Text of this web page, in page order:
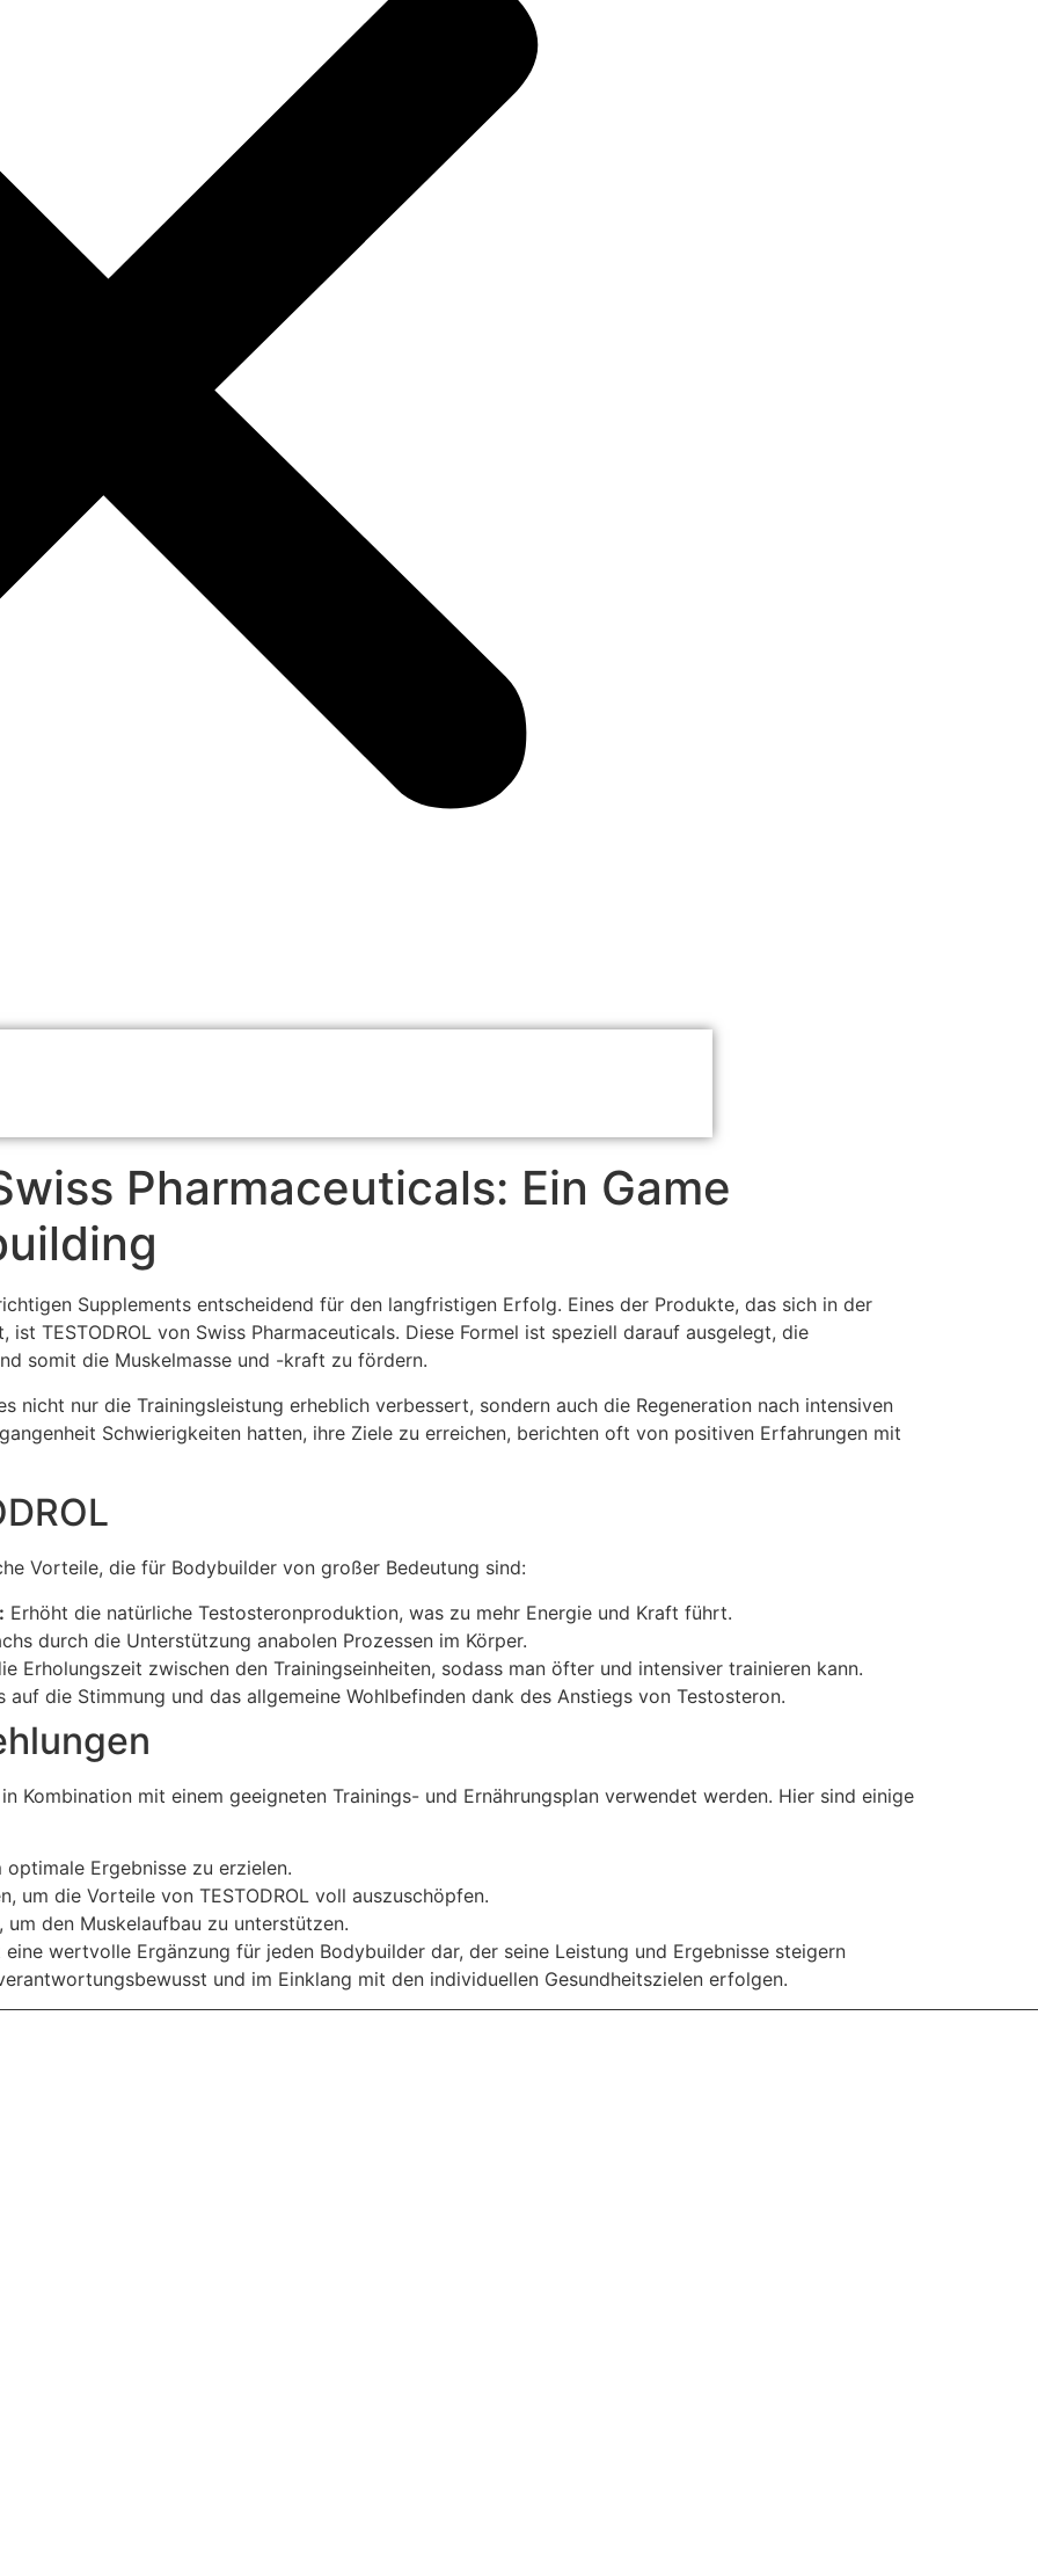
Pharmaceuticals: Ein Game
Supplements entscheidend für den langfristigen Erfolg. Eines der Produkte, das sich in der
TESTODROL von Swiss Pharmaceuticals. Diese Formel ist speziell darauf ausgelegt, die
somit die Muskelmasse und -kraft zu fördern.
nicht nur die Trainingsleistung erheblich verbessert, sondern auch die Regeneration nach intensiven
Schwierigkeiten hatten, ihre Ziele zu erreichen, berichten oft von positiven Erfahrungen mit
Vorteile, die für Bodybuilder von großer Bedeutung sind:
Erhöht die natürliche Testosteronproduktion, was zu mehr Energie und Kraft führt.
durch die Unterstützung anabolen Prozessen im Körper.
Erholungszeit zwischen den Trainingseinheiten, sodass man öfter und intensiver trainieren kann.
die Stimmung und das allgemeine Wohlbefinden dank des Anstiegs von Testosteron.
Kombination mit einem geeigneten Trainings- und Ernährungsplan verwendet werden. Hier sind einige
Ergebnisse zu erzielen.
um die Vorteile von TESTODROL voll auszuschöpfen.
den Muskelaufbau zu unterstützen.
eine wertvolle Ergänzung für jeden Bodybuilder dar, der seine Leistung und Ergebnisse steigern
und im Einklang mit den individuellen Gesundheitszielen erfolgen.